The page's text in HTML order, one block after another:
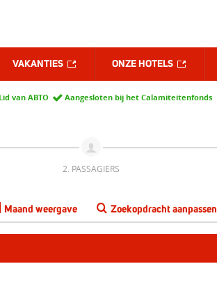
VAKANTIES ONZE HOTELS
Lid van ABTO Aangesloten bij het Calamiteitenfonds
2. PASSAGIERS
Maand weergave Zoekopdracht aanpassen